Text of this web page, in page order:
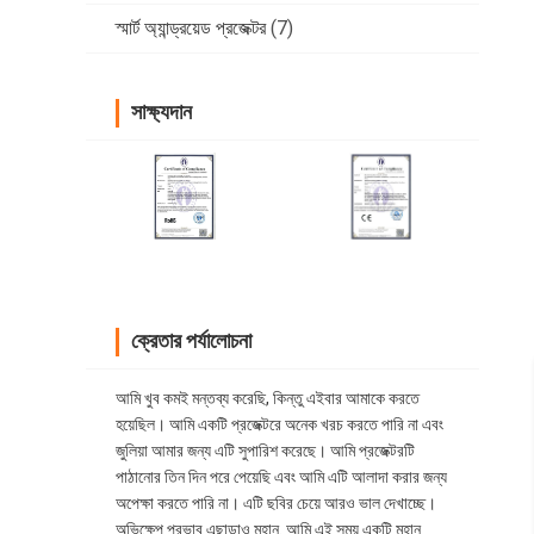
স্মার্ট অ্যান্ড্রয়েড প্রজেক্টর (7)
সাক্ষ্যদান
ক্রেতার পর্যালোচনা
আমি খুব কমই মন্তব্য করেছি, কিন্তু এইবার আমাকে করতে
হয়েছিল। আমি একটি প্রজেক্টরে অনেক খরচ করতে পারি না এবং
জুলিয়া আমার জন্য এটি সুপারিশ করেছে। আমি প্রজেক্টরটি
পাঠানোর তিন দিন পরে পেয়েছি এবং আমি এটি আলাদা করার জন্য
অপেক্ষা করতে পারি না। এটি ছবির চেয়ে আরও ভাল দেখাচ্ছে।
অভিক্ষেপ প্রভাব এছাড়াও মহান. আমি এই সময় একটি মহান